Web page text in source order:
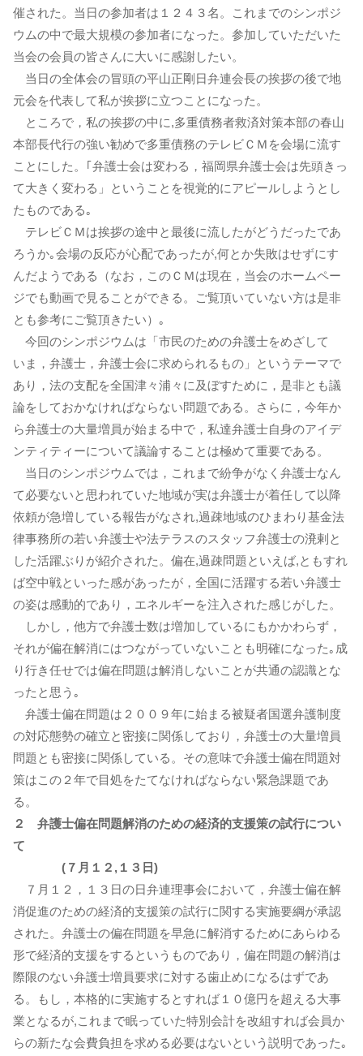
催された。当日の参加者は１２４３名。これまでのシンポジ
ウムの中で最大規模の参加者になった。参加していただいた
当会の会員の皆さんに大いに感謝したい。
当日の全体会の冒頭の平山正剛日弁連会長の挨拶の後で地
元会を代表して私が挨拶に立つことになった。
ところで，私の挨拶の中に,多重債務者救済対策本部の春山
本部長代行の強い勧めで多重債務のテレビＣＭを会場に流す
ことにした。｢弁護士会は変わる，福岡県弁護士会は先頭きっ
て大きく変わる」ということを視覚的にアピールしようとし
たものである｡
テレビＣＭは挨拶の途中と最後に流したがどうだったであ
ろうか｡会場の反応が心配であったが,何とか失敗はせずにす
んだようである（なお，このＣＭは現在，当会のホームペー
ジでも動画で見ることができる。ご覧頂いていない方は是非
とも参考にご覧頂きたい）｡
今回のシンポジウムは「市民のための弁護士をめざして
いま，弁護士，弁護士会に求められるもの」というテーマで
あり，法の支配を全国津々浦々に及ぼすために，是非とも議
論をしておかなければならない問題である。さらに，今年か
ら弁護士の大量増員が始まる中で，私達弁護士自身のアイデ
ンティティーについて議論することは極めて重要である。
当日のシンポジウムでは，これまで紛争がなく弁護士なん
て必要ないと思われていた地域が実は弁護士が着任して以降
依頼が急増している報告がなされ,過疎地域のひまわり基金法
律事務所の若い弁護士や法テラスのスタッフ弁護士の溌剌と
した活躍ぶりが紹介された。偏在,過疎問題といえば,ともすれ
ば空中戦といった感があったが，全国に活躍する若い弁護士
の姿は感動的であり，エネルギーを注入された感じがした。
しかし，他方で弁護士数は増加しているにもかかわらず，
それが偏在解消にはつながっていないことも明確になった｡成
り行き任せでは偏在問題は解消しないことが共通の認識とな
ったと思う｡
弁護士偏在問題は２００９年に始まる被疑者国選弁護制度
の対応態勢の確立と密接に関係しており，弁護士の大量増員
問題とも密接に関係している。その意味で弁護士偏在問題対
策はこの２年で目処をたてなければならない緊急課題であ
る。
２ 弁護士偏在問題解消のための経済的支援策の試行につい
て
(７月１２,１３日)
７月１２，１３日の日弁連理事会において，弁護士偏在解
消促進のための経済的支援策の試行に関する実施要綱が承認
された。弁護士の偏在問題を早急に解消するためにあらゆる
形で経済的支援をするというものであり，偏在問題の解消は
際限のない弁護士増員要求に対する歯止めになるはずであ
る。もし，本格的に実施するとすれば１０億円を超える大事
業となるが,これまで眠っていた特別会計を改組すれば会員か
らの新たな会費負担を求める必要はないという説明であった｡